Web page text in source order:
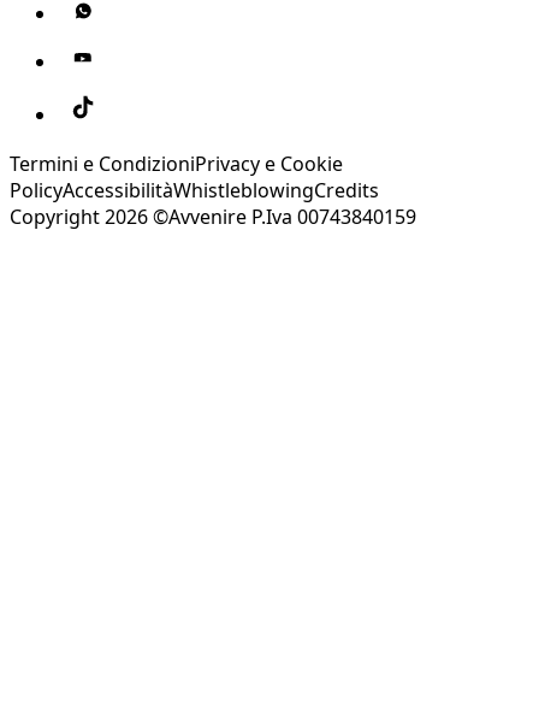
Termini e CondizioniPrivacy e Cookie
PolicyAccessibilitàWhistleblowingCredits
Copyright 2026 ©Avvenire P.Iva 00743840159